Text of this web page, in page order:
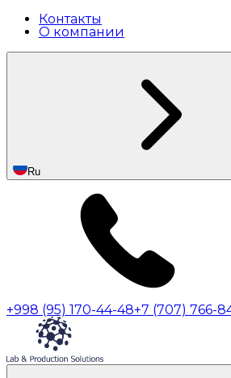
Контакты
О компании
Ru
+998 (95) 170-44-48+7 (707) 766-